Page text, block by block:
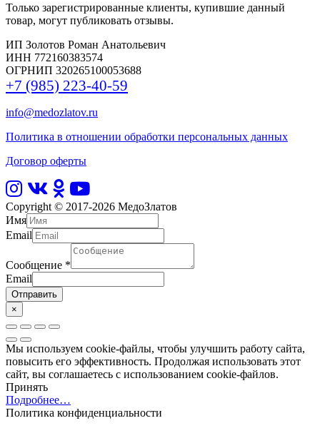
Только зарегистрированные клиенты, купившие данный
товар, могут публиковать отзывы.
ИП Золотов Роман Анатольевич
ИНН 772160383574
ОГРНИП 320265100053688
+7 (985) 223-40-59
info@medozlatov.ru
Политика в отношении обработки персональных данных
Договор оферты
Copyright © 2017-2026 МедоЗлатов
Имя
Email
Сообщение *
Email
Отправить
×
Мы используем cookie-файлы, чтобы улучшить работу сайта,
повысить его эффективность. Продолжая использовать этот
сайт, вы соглашаетесь с использованием cookie-файлов.
Принять
Подробнее…
Политика конфиденциальности